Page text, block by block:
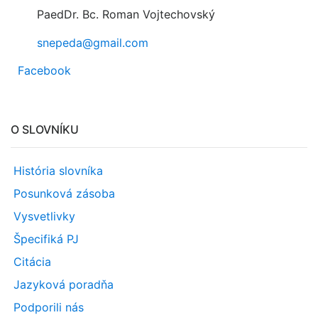
PaedDr. Bc. Roman Vojtechovský
snepeda@gmail.com
Facebook
O SLOVNÍKU
História slovníka
Posunková zásoba
Vysvetlivky
Špecifiká PJ
Citácia
Jazyková poradňa
Podporili nás